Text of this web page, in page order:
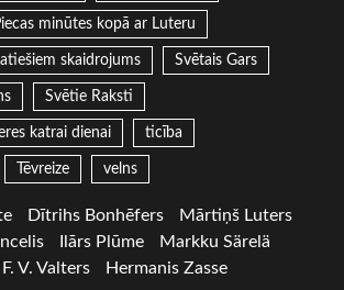
minūtes kopā ar Luteru
skaidrojums Svētais Gars
Svētie Raksti
katrai dienai ticība
Tēvreize velns
Dītrihs Bonhēfers
Mārtiņš Luters
Ilārs Plūme
Markku Särelä
V. Valters
Hermanis Zasse